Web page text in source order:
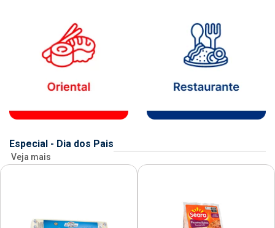
Especial - Dia dos Pais
Veja mais